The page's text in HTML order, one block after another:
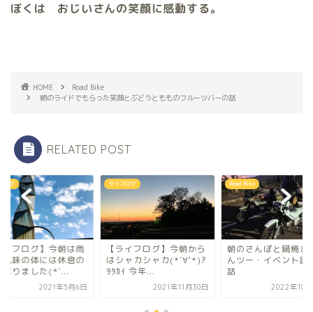
ぼくは おじいさんの笑顔に感動する。
HOME
Road Bike
朝のライドでもらった笑顔とぶどうともものフルーツバーの話
RELATED POST
ログ
イフログ】今朝は雨
気味の体には休息の
なりました(*´...
2021年5月6日
ライフログ
【ライフログ】今朝から
はシャカシャカ(*´∀`*)ｱ
ﾀﾀｶｲ 今年...
2021年11月30日
Road Bike
朝のさんぽと鍋焼き
んツー・イベント試
話
2022年10